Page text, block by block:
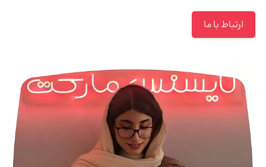
ارتباط با ما